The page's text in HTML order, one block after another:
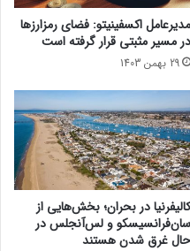
این ویژگی برای ما یادآور قابلیت Window Snapping در ویندوز
نیز به‌صورت کلیک روی مرز
و افقی است. ناگفته
را نیز به‌همین منظور
ویدیویی
مدیرعامل اکسفینیتو:‌ فضای رمزارزها
در مسیر مثبتی قرار گرفته است
29 بهمن 1403
کالیفرنیا در بحران؛ بخش‌هایی از
سان‌فرانسیسکو و لس‌آنجلس در
حال غرق شدن هستند